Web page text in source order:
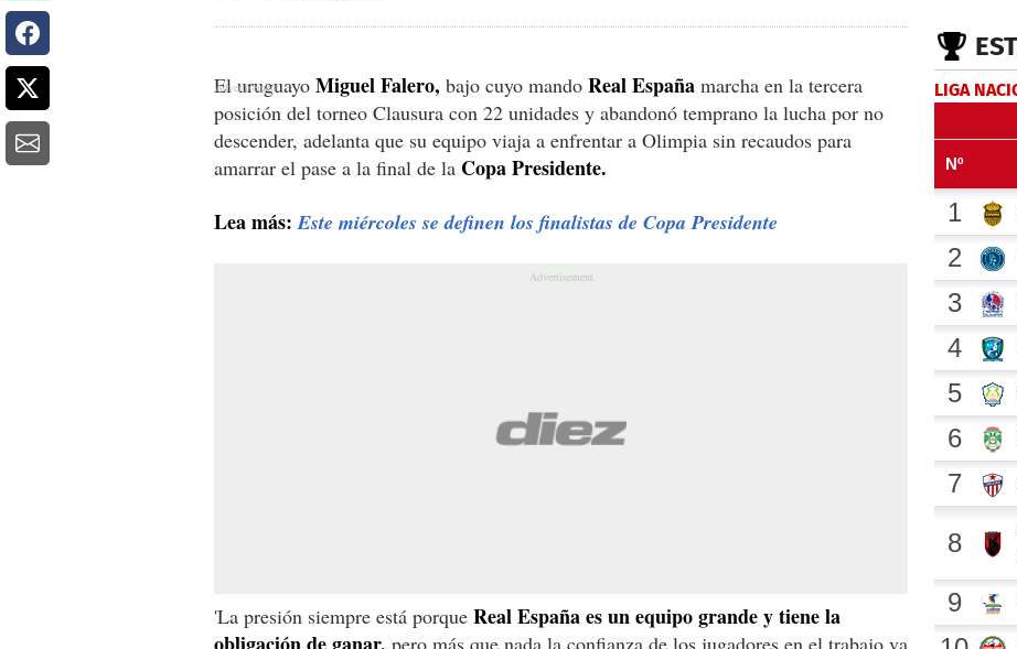
El uruguayo Miguel Falero, bajo cuyo mando Real España marcha en la tercera
posición del torneo Clausura con 22 unidades y abandonó temprano la lucha por no
descender, adelanta que su equipo viaja a enfrentar a Olimpia sin recaudos para
amarrar el pase a la final de la Copa Presidente.
Lea más:Este miércoles se definen los finalistas de Copa Presidente
'La presión siempre está porque Real España es un equipo grande y tiene la
pero más que nada la confianza de los jugadores en el trabajo va
LIGA